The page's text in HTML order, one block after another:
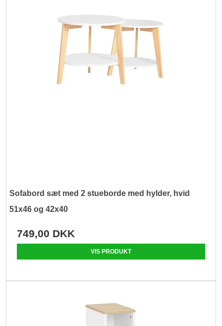
Sofabord sæt med 2 stueborde med hylder, hvid
51x46 og 42x40
749,00 DKK
VIS PRODUKT